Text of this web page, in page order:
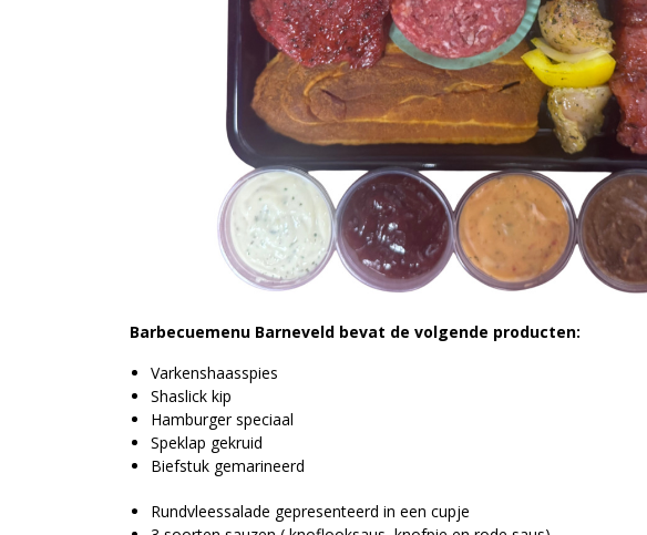
Barbecuemenu Barneveld bevat de volgende producten:
Varkenshaasspies
Shaslick kip
Hamburger speciaal
Speklap gekruid
Biefstuk gemarineerd
Rundvleessalade gepresenteerd in een cupje